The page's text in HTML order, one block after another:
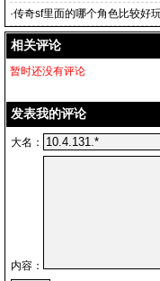
·传奇sf里面的哪个角色比较好
相关评论
暂时还没有评论
发表我的评论
大名：
内容：